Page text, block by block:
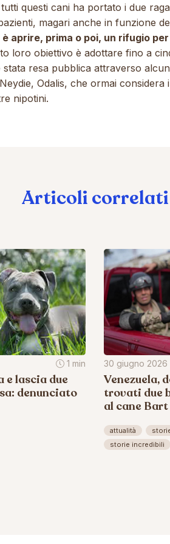
questi cani ha portato i due
magari anche in funzione
aprire, prima o poi, un rifugio
loro obiettivo è adottare fino a
resa pubblica attraverso
Odalis, che ormai considera
nipotini.
Articoli correlati
1 min
e lascia due
denunciato
30 giugno 2026
Venezuela,
trovati due
al cane Bart
attualità
storie incredibili